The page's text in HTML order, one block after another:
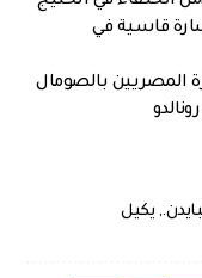
قاسية في
المصريين بالصومال
, يكيل